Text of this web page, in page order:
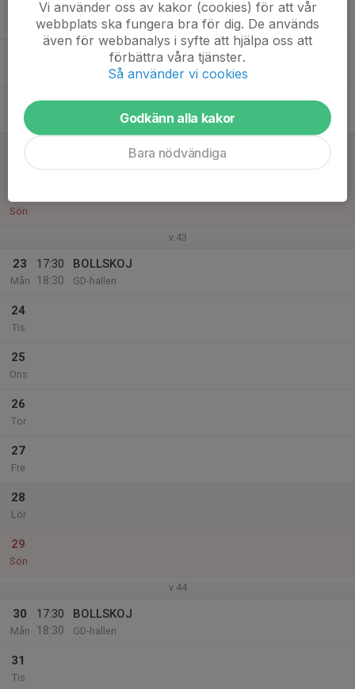
Fre
Sön
v.43
23
Mån
17:30
18:30
BOLLSKOJ
GD-hallen
24
Tis
25
Ons
26
Tor
27
Fre
28
Lör
29
Sön
v.44
30
Mån
17:30
18:30
BOLLSKOJ
GD-hallen
31
Tis
Vi använder oss av kakor (cookies) för att vår
webbplats ska fungera bra för dig. De används
även för webbanalys i syfte att hjälpa oss att
förbättra våra tjänster.
Så använder vi cookies
Godkänn alla kakor
Bara nödvändiga